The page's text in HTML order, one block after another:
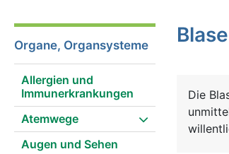
Organe, Organsysteme
Allergien und
Immunerkrankungen
Atemwege
Augen und Sehen
Blase
Die